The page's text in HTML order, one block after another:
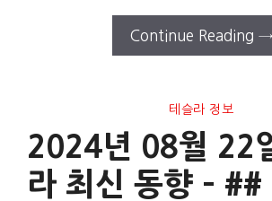
Continue Reading →
테슬라 정보
2024년 08월 22
라 최신 동향 –